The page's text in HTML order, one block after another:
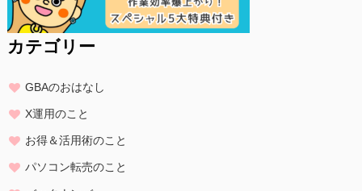
カテゴリー
GBAのおはなし
X運用のこと
お得＆活用術のこと
パソコン転売のこと